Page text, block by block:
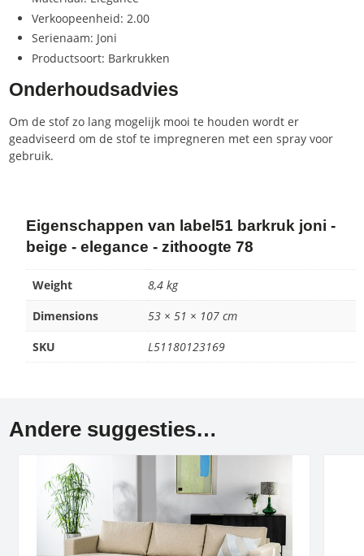
Verkoopeenheid: 2.00
Serienaam: Joni
Productsoort: Barkrukken
Onderhoudsadvies
Om de stof zo lang mogelijk mooi te houden wordt er
geadviseerd om de stof te impregneren met een spray voor
gebruik.
Eigenschappen van label51 barkruk joni -
beige - elegance - zithoogte 78
Weight
8,4 kg
Dimensions
53 × 51 × 107 cm
SKU
L51180123169
Andere suggesties…